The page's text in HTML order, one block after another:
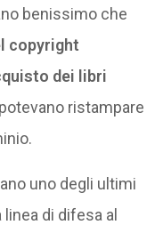
benissimo che
copyright
dei libri
ristampare
uno degli ultimi
di difesa al